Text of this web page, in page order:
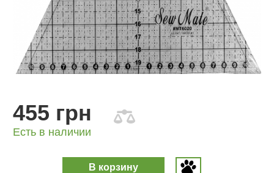
455 грн
Есть в наличии
В корзину